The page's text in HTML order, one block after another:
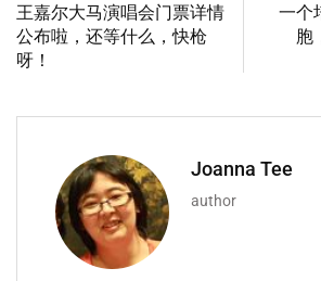
王嘉尔大马演唱会门票详情
公布啦，还等什么，快枪
呀！
一个
胞
Joanna Tee
author